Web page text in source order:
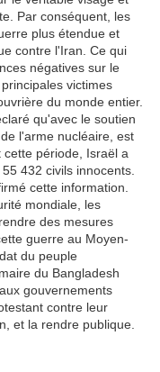
Par conséquent, les
plus étendue et
contre l'Iran. Ce qui
négatives sur le
victimes
du monde entier.
qu'avec le soutien
l'arme nucléaire, est
période, Israël a
432 civils innocents.
cette information.
mondiale, les
des mesures
guerre au Moyen-
du peuple
du Bangladesh
gouvernements
contre leur
et la rendre publique.